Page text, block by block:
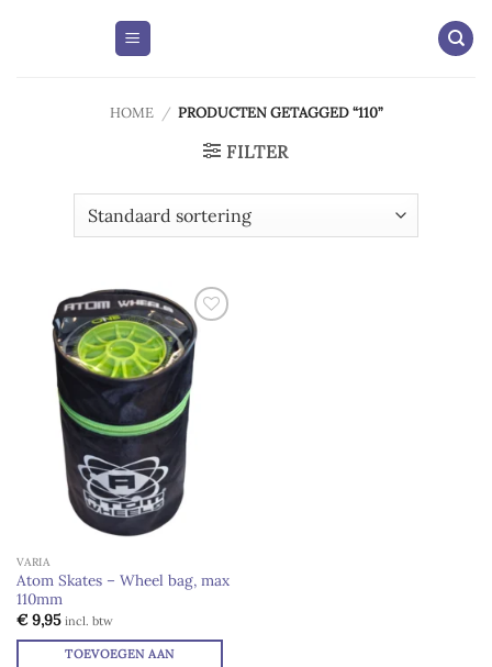
HOME / PRODUCTEN GETAGGED “110”
FILTER
Add to
wishlist
VARIA
Atom Skates – Wheel bag, max
110mm
€9,95 incl. btw
TOEVOEGEN AAN